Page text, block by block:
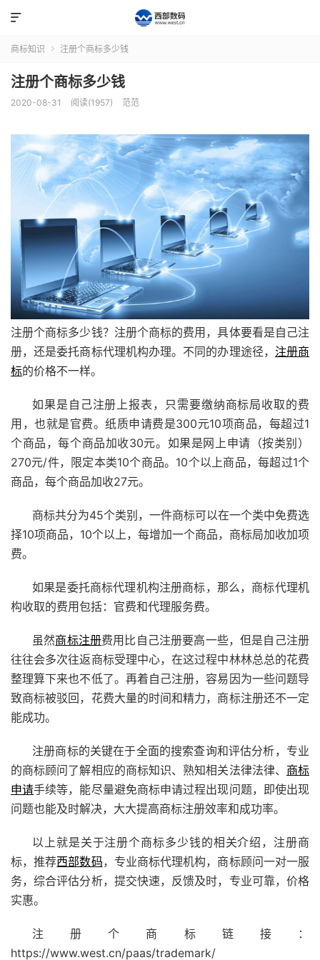

商标知识  注册个商标多少钱
注册个商标多少钱
2020-08-31 阅读(1957) 范范
注册个商标多少钱？注册个商标的费用，具体要看是自己注
册，还是委托商标代理机构办理。不同的办理途径， 注册商
标的价格不一样。
如果是自己注册上报表，只需要缴纳商标局收取的费
用，也就是官费。纸质申请费是300元10项商品，每超过1
个商品，每个商品加收30元。如果是网上申请（按类别）
270元/件，限定本类10个商品。10个以上商品，每超过1个
商品，每个商品加收27元。
商标共分为45个类别，一件商标可以在一个类中免费选
择10项商品，10个以上，每增加一个商品，商标局加收加项
费。
如果是委托商标代理机构注册商标，那么，商标代理机
构收取的费用包括：官费和代理服务费。
虽然商标注册费用比自己注册要高一些，但是自己注册
往往会多次往返商标受理中心，在这过程中林林总总的花费
整理算下来也不低了。再着自己注册，容易因为一些问题导
致商标被驳回，花费大量的时间和精力，商标注册还不一定
能成功。
注册商标的关键在于全面的搜索查询和评估分析，专业
的商标顾问了解相应的商标知识、熟知相关法律法律、 商标
申请手续等，能尽量避免商标申请过程出现问题，即使出现
问题也能及时解决，大大提高商标注册效率和成功率。
以上就是关于注册个商标多少钱的相关介绍，注册商
标，推荐西部数码，专业商标代理机构，商标顾问一对一服
务，综合评估分析，提交快速，反馈及时，专业可靠，价格
实惠。
注册个商标链接：
https://www.west.cn/paas/trademark/